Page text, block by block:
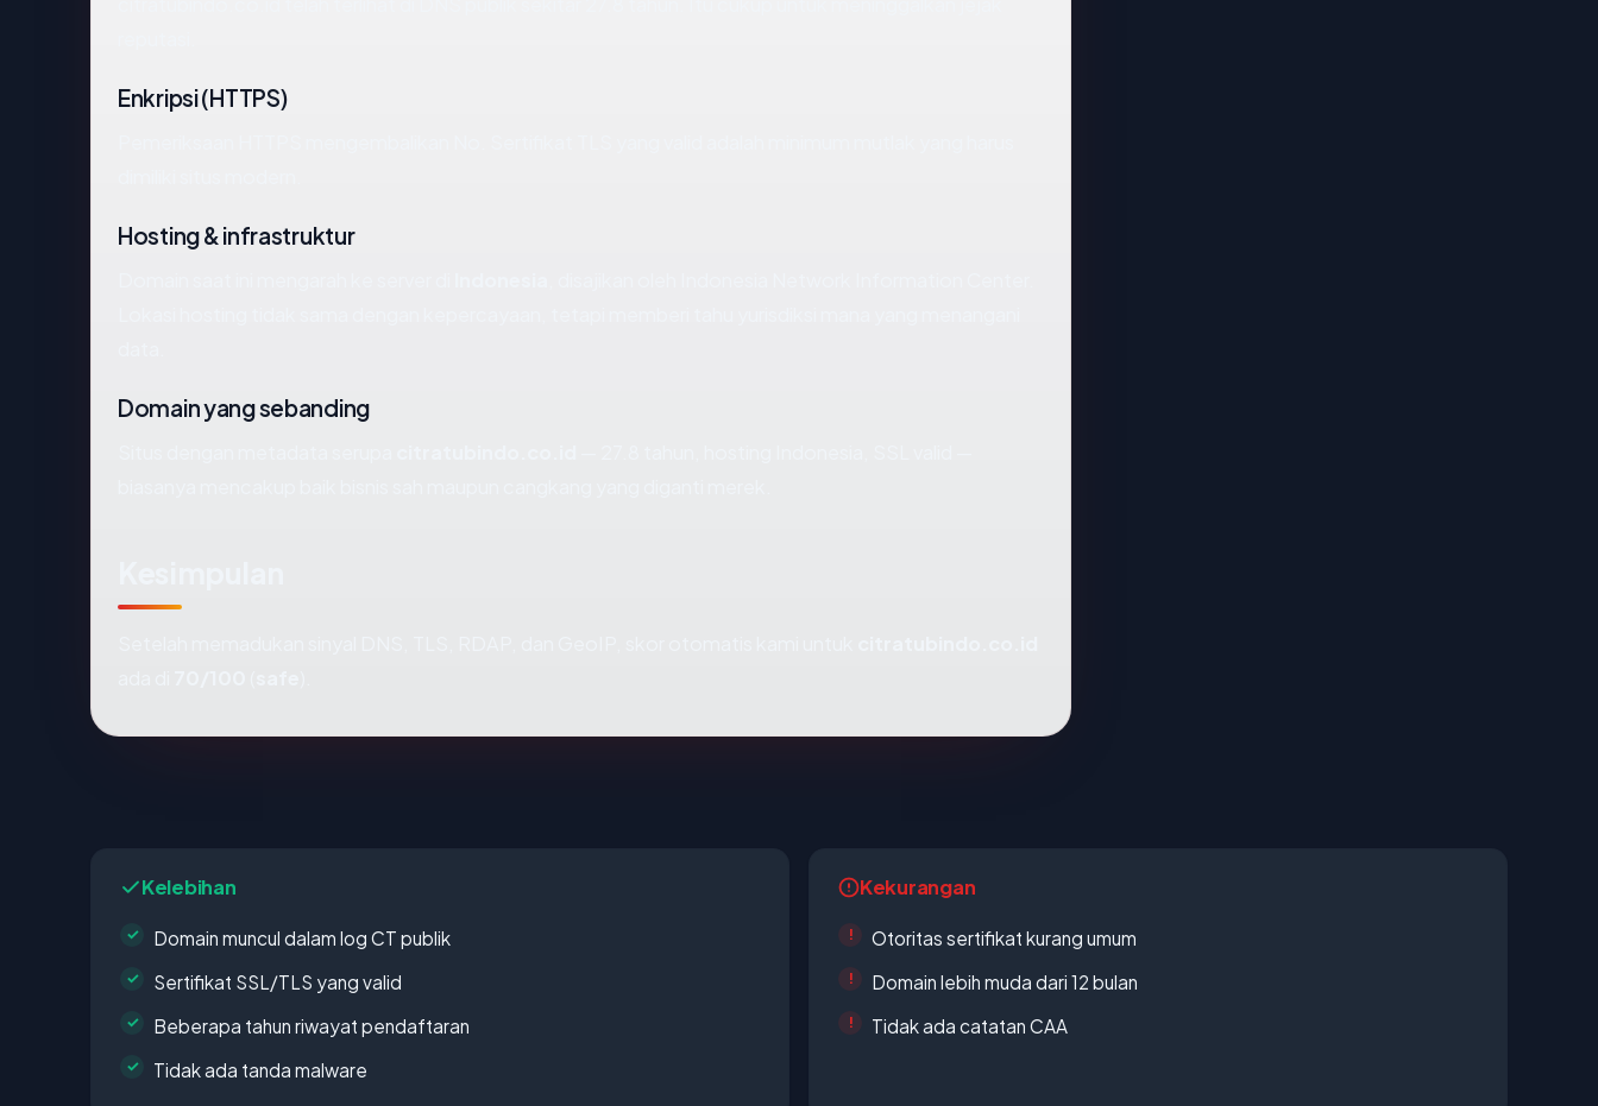
Enkripsi (HTTPS)
Hosting & infrastruktur
Domain yang sebanding
Kelebihan
Domain muncul dalam log CT publik
Sertifikat SSL/TLS yang valid
Beberapa tahun riwayat pendaftaran
Tidak ada tanda malware
Kekurangan
Otoritas sertifikat kurang umum
Domain lebih muda dari 12 bulan
Tidak ada catatan CAA